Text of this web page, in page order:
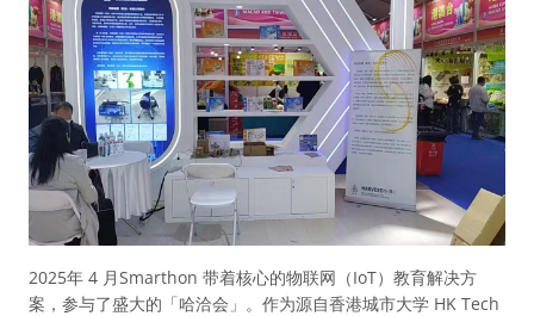
2025年 4 月Smarthon 带着核心的物联网（IoT）教育解决方
案，参与了盛大的「哈洽会」。作为源自香港城市大学 HK Tech